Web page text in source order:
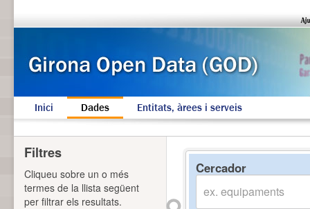
Inici Dades Entitats, àrees i serveis
Cercador
Filtres
Cliqueu sobre un o més
termes de la llista següent
per filtrar els resultats.